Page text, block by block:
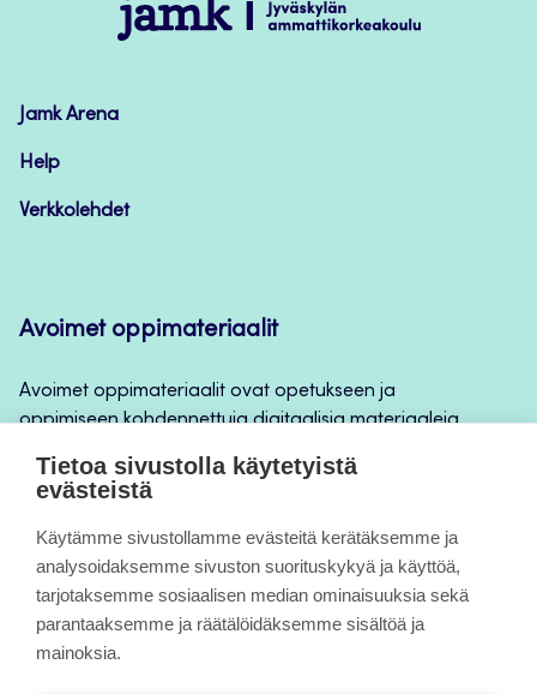
Jamk
–
Jamk Arena
Help
Verkkolehdet
Avoimet oppimateriaalit
Avoimet oppimateriaalit ovat opetukseen ja
oppimiseen kohdennettuja digitaalisia materiaaleja,
opintojaksototeutuksilla, jatkuvan oppimisen ja
Tietoa sivuista
Evästeet
Tietoa sivustolla käytetyistä
evästeistä
Käytämme sivustollamme evästeitä kerätäksemme ja
analysoidaksemme sivuston suorituskykyä ja käyttöä,
tarjotaksemme sosiaalisen median ominaisuuksia sekä
parantaaksemme ja räätälöidäksemme sisältöä ja
mainoksia.